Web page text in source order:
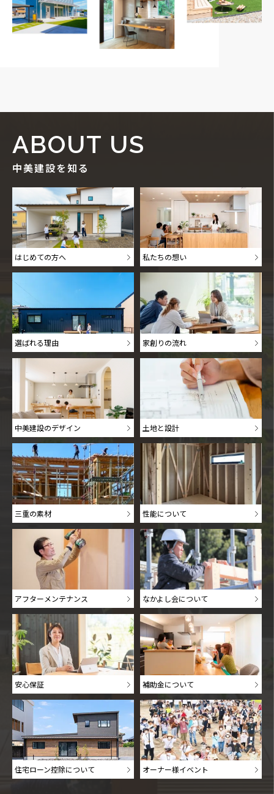
ABOUT US
中美建設を知る
はじめての方へ 私たちの想い
選ばれる理由 家創りの流れ
中美建設のデザイン 土地と設計
三重の素材 性能について
アフターメンテナンス なかよし会について
安心保証 補助金について
住宅ローン控除について オーナー様イベント